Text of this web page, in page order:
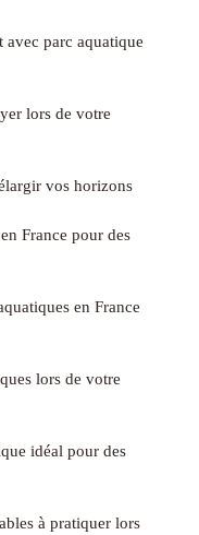
parc aquatique
lors de votre
vos horizons
France pour des
en France
lors de votre
idéal pour des
à pratiquer lors